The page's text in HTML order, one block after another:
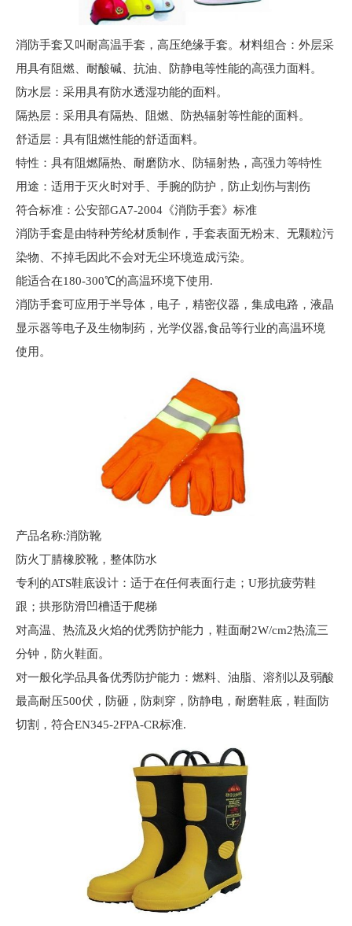
消防手套又叫耐高温手套，高压绝缘手套。材料组合：外层采
用具有阻燃、耐酸碱、抗油、防静电等性能的高强力面料。
防水层：采用具有防水透湿功能的面料。
隔热层：采用具有隔热、阻燃、防热辐射等性能的面料。
舒适层：具有阻燃性能的舒适面料。
特性：具有阻燃隔热、耐磨防水、防辐射热，高强力等特性
用途：适用于灭火时对手、手腕的防护，防止划伤与割伤
符合标准：公安部GA7-2004《消防手套》标准
消防手套是由特种芳纶材质制作，手套表面无粉末、无颗粒污
染物、不掉毛因此不会对无尘环境造成污染。
能适合在180-300℃的高温环境下使用.
消防手套可应用于半导体，电子，精密仪器，集成电路，液晶
显示器等电子及生物制药，光学仪器,食品等行业的高温环境
使用。
产品名称:消防靴
防火丁腈橡胶靴，整体防水
专利的ATS鞋底设计：适于在任何表面行走；U形抗疲劳鞋
跟；拱形防滑凹槽适于爬梯
对高温、热流及火焰的优秀防护能力，鞋面耐2W/cm2热流三
分钟，防火鞋面。
对一般化学品具备优秀防护能力：燃料、油脂、溶剂以及弱酸
最高耐压500伏，防砸，防刺穿，防静电，耐磨鞋底，鞋面防
切割，符合EN345-2FPA-CR标准.